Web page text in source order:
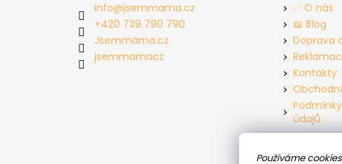
Používáme
info@jsemmama.cz
+420 739 790 790
Jsemmáma.cz
jsemmamacz
✅ O nás
📖 Blog
Doprava
Kontakty
údajů